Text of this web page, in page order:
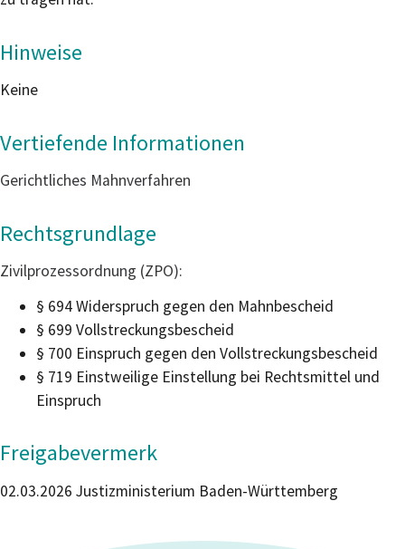
Hinweise
Keine
Vertiefende Informationen
Gerichtliches Mahnverfahren
Rechtsgrundlage
Zivilprozessordnung (ZPO):
§ 694 Widerspruch gegen den Mahnbescheid
§ 699 Vollstreckungsbescheid
§ 700 Einspruch gegen den Vollstreckungsbescheid
§ 719 Einstweilige Einstellung bei Rechtsmittel und
Einspruch
Freigabevermerk
02.03.2026 Justizministerium Baden-Württemberg